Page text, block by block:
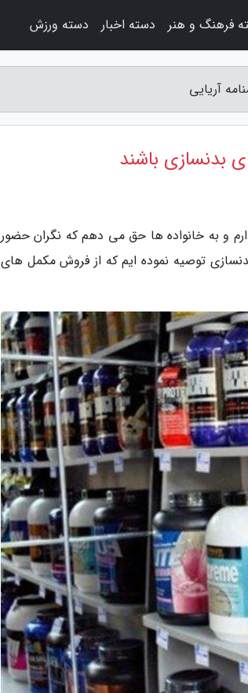
آریایی
بدنسازی باشند
و به خانواده ها حق می دهم که نگران حضور
توصیه نموده ایم که از فروش مکمل های
فرهنگ و هنر دسته اخبار دسته ورزش